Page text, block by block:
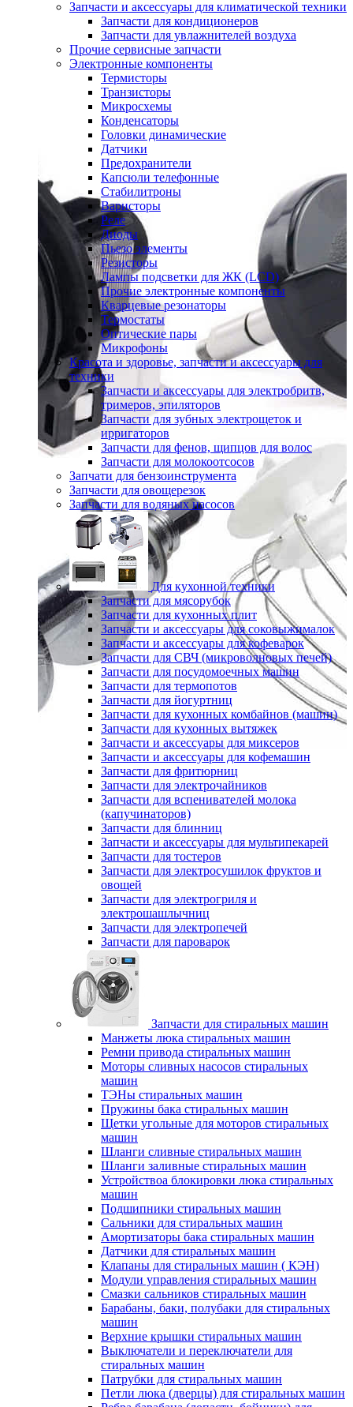
Запчасти и аксессуары для климатической техники
Запчасти для кондиционеров
Запчасти для увлажнителей воздуха
Прочие сервисные запчасти
Электронные компоненты
Термисторы
Транзисторы
Микросхемы
Конденсаторы
Головки динамические
Датчики
Предохранители
Капсюли телефонные
Стабилитроны
Варисторы
Реле
Диоды
Пьезо элементы
Резисторы
Лампы подсветки для ЖК (LCD)
Прочие электронные компоненты
Кварцевые резонаторы
Термостаты
Оптические пары
Микрофоны
Красота и здоровье, запчасти и аксессуары для
техники
Запчасти и аксессуары для электробритв,
тримеров, эпиляторов
Запчасти для зубных электрощеток и
ирригаторов
Запчасти для фенов, щипцов для волос
Запчасти для молокоотсосов
Запчати для бензоинструмента
Запчасти для овощерезок
Запчасти для водяных насосов
Для кухонной техники
Запчасти для мясорубок
Запчасти для кухонных плит
Запчасти и аксессуары для соковыжималок
Запчасти и аксессуары для кофеварок
Запчасти для СВЧ (микроволновых печей)
Запчасти для посудомоечных машин
Запчасти для термопотов
Запчасти для йогуртниц
Запчасти для кухонных комбайнов (машин)
Запчасти для кухонных вытяжек
Запчасти и аксессуары для миксеров
Запчасти и аксессуары для кофемашин
Запчасти для фритюрниц
Запчасти для электрочайников
Запчасти для вспенивателей молока
(капучинаторов)
Запчасти для блинниц
Запчасти и аксессуары для мультипекарей
Запчасти для тостеров
Запчасти для электросушилок фруктов и
овощей
Запчасти для электрогриля и
электрошашлычниц
Запчасти для электропечей
Запчасти для пароварок
Запчасти для стиральных машин
Манжеты люка стиральных машин
Ремни привода стиральных машин
Моторы сливных насосов стиральных
машин
ТЭНы стиральных машин
Пружины бака стиральных машин
Щетки угольные для моторов стиральных
машин
Шланги сливные стиральных машин
Шланги заливные стиральных машин
Устройствоа блокировки люка стиральных
машин
Подшипники стиральных машин
Сальники для стиральных машин
Амортизаторы бака стиральных машин
Датчики для стиральных машин
Клапаны для стиральных машин ( КЭН)
Модули управления стиральных машин
Смазки сальников стиральных машин
Барабаны, баки, полубаки для стиральных
машин
Верхние крышки стиральных машин
Выключатели и переключатели для
стиральных машин
Патрубки для стиральных машин
Петли люка (дверцы) для стиральных машин